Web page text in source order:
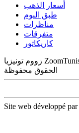
أسعار الذهب
طبق اليوم
مناظرات
متفرقات
كاريكاتور
زووم تونيزيا ZoomTunisia.tn جريدة إلكترونية جامعة - © 2019 جميع
الحقوق محفوظة
Site web développé par